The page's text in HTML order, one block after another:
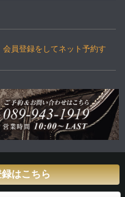
会員登録をしてネット予約す
はこちら